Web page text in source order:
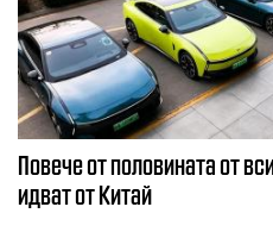
Повече от половината от
идват от Китай